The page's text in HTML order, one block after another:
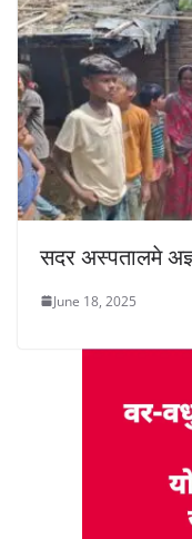
सदर अस्पतालमे
June 18, 2025